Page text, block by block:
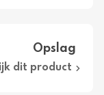
Opslag
dit product